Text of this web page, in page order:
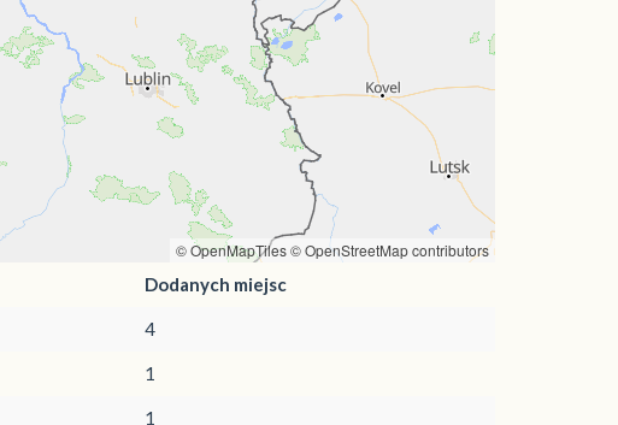
© OpenMapTiles© OpenStreetMap contributors
Dodanych miejsc
4
1
1